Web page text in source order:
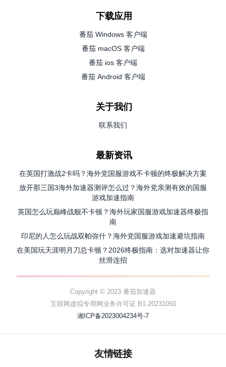
下载应用
番茄 Windows 客户端
番茄 macOS 客户端
番茄 ios 客户端
番茄 Android 客户端
关于我们
联系我们
最新资讯
在英国打激战2卡吗？海外党国服游戏不卡顿的终极解决方案
放开那三国3海外加速器测评怎么过？海外党亲测有效的国服
游戏加速指南
英国怎么玩巅峰战舰不卡顿？海外玩家国服游戏加速器终极指
南
印尼的人怎么玩战双帕弥什？海外党国服游戏加速避坑指南
在美国玩天涯明月刀总卡顿？2026终极指南：选对加速器让你
丝滑连招
Copyright © 2023 番茄加速器
互联网虚拟专用网业务许可证 B1-20231050
湘ICP备2023004234号-7
友情链接